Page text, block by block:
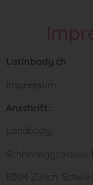
Latinbody.ch
Impressum
Anschrift:
Latinbody,
Schönneggstrasse
8004 Zürich,